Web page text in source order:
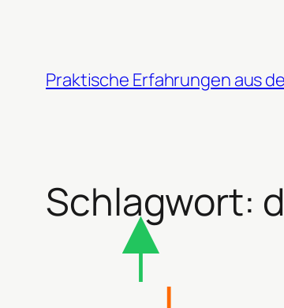
Praktische Erfahrungen aus
Schlagwort: